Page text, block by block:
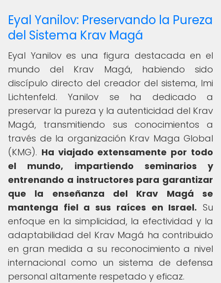
Eyal Yanilov: Preservando la Pureza
del Sistema Krav Magá
Eyal Yanilov es una figura destacada en el
mundo del Krav Magá, habiendo sido
discípulo directo del creador del sistema, Imi
Lichtenfeld. Yanilov se ha dedicado a
preservar la pureza y la autenticidad del Krav
Magá, transmitiendo sus conocimientos a
través de la organización Krav Maga Global
(KMG). Ha viajado extensamente por todo
el mundo, impartiendo seminarios y
entrenando a instructores para garantizar
que la enseñanza del Krav Magá se
mantenga fiel a sus raíces en Israel. Su
enfoque en la simplicidad, la efectividad y la
adaptabilidad del Krav Magá ha contribuido
en gran medida a su reconocimiento a nivel
internacional como un sistema de defensa
personal altamente respetado y eficaz.